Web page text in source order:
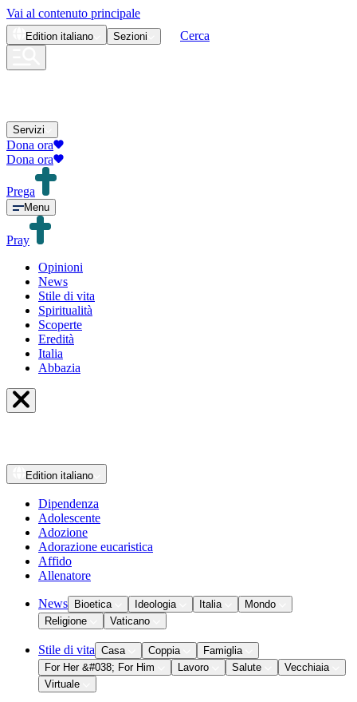
Vai al contenuto principale
Edition italiano Sezioni Cerca
Servizi
Dona ora
Dona ora
Prega
Menu
Pray
Opinioni
News
Stile di vita
Spiritualità
Scoperte
Eredità
Italia
Abbazia
Edition italiano
Dipendenza
Adolescente
Adozione
Adorazione eucaristica
Affido
Allenatore
News Bioetica Ideologia Italia
Mondo
Religione
Vaticano
Stile di vita Casa Coppia
Famiglia
For Her &#038; For Him
Lavoro Salute
Vecchiaia
Virtuale